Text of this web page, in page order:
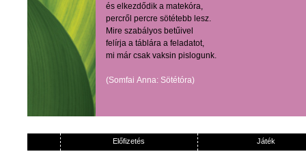
és elkezdődik a matekóra,
percről percre sötétebb lesz.
Mire szabályos betűivel
felírja a táblára a feladatot,
mi már csak vaksin pislogunk.
(Somfai Anna: Sötétóra)
Előfizetés Játék